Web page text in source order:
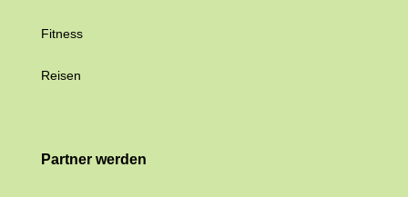
Fitness
Reisen
Partner werden